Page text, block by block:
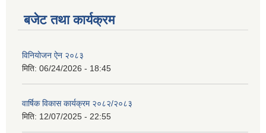
बजेट तथा कार्यक्रम
विनियोजन ऐन २०८३
मिति: 06/24/2026 - 18:45
वार्षिक विकास कार्यक्रम २०८२/२०८३
मिति: 12/07/2025 - 22:55